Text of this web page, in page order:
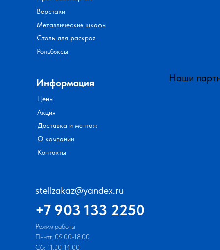
Информация
Цены
Акция
Доставка и монтаж
О компании
Контакты
Режим работы
Пн-пт: 09.00-18.00
Сб: 11.00-14.00
stellzakaz@yandex.ru
+7 903 133 2250
Верстаки
Металлические шкафы
Столы для раскроя
Рольбоксы
Наши